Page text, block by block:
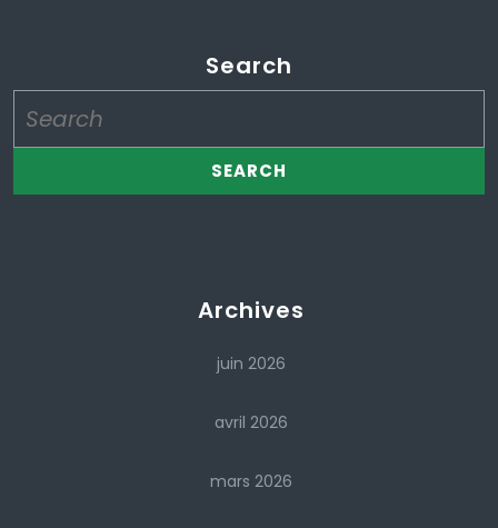
Search
for:
Archives
juin 2026
avril 2026
mars 2026